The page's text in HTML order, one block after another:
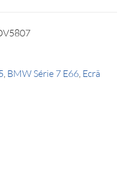
, BMW Série 7 E66, Ecrã